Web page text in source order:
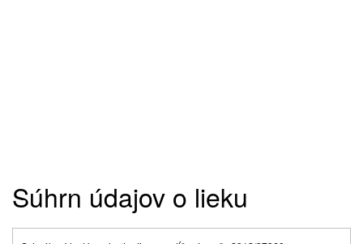
Súhrn údajov o lieku